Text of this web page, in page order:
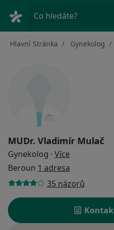
Co hledáte?
Hlavní Stránka Gynekolog
MUDr. Vladimír Mulač
Gynekolog · Více
Beroun 1 adresa
35 názorů